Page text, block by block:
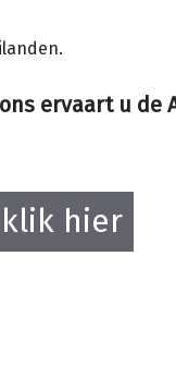
ervaart u de
hier